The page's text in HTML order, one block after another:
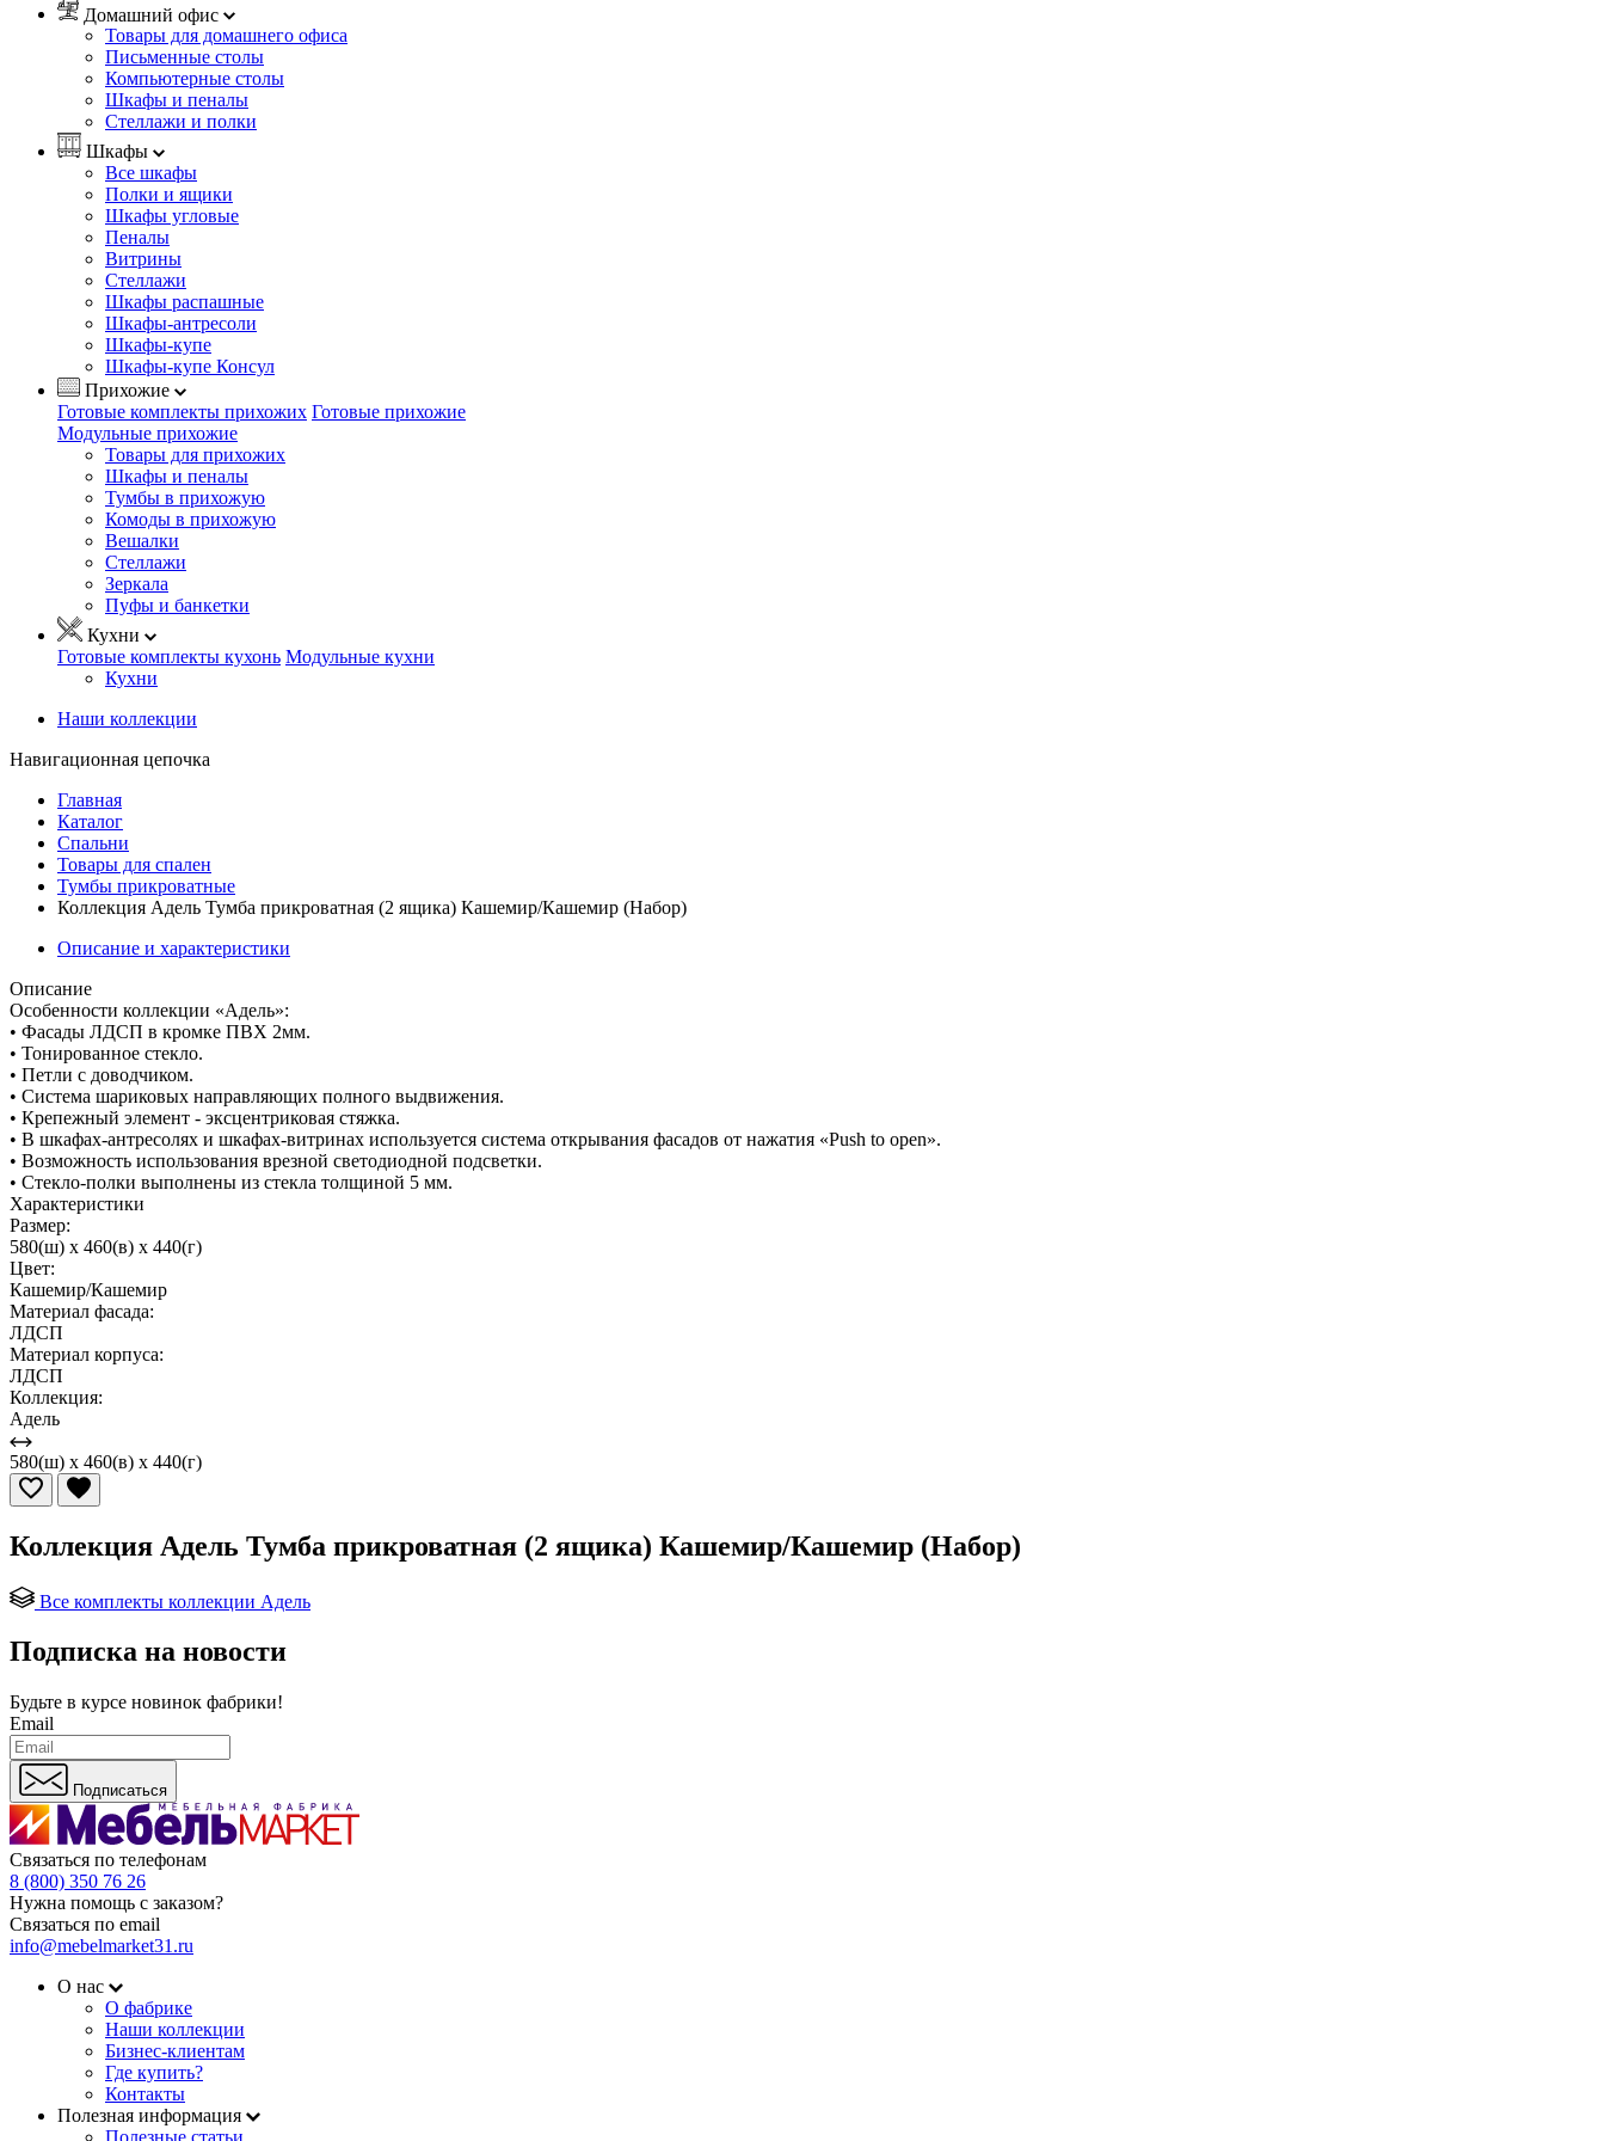
Домашний офис
Товары для домашнего офиса
Письменные столы
Компьютерные столы
Шкафы и пеналы
Стеллажи и полки
Шкафы
Все шкафы
Полки и ящики
Шкафы угловые
Пеналы
Витрины
Стеллажи
Шкафы распашные
Шкафы-антресоли
Шкафы-купе
Шкафы-купе Консул
Прихожие
Готовые комплекты прихожих Готовые прихожие
Модульные прихожие
Товары для прихожих
Шкафы и пеналы
Тумбы в прихожую
Комоды в прихожую
Вешалки
Стеллажи
Зеркала
Пуфы и банкетки
Кухни
Готовые комплекты кухонь Модульные кухни
Кухни
Наши коллекции
Навигационная цепочка
Главная
Каталог
Спальни
Товары для спален
Тумбы прикроватные
Коллекция Адель Тумба прикроватная (2 ящика) Кашемир/Кашемир (Набор)
Описание и характеристики
Описание
Особенности коллекции «Адель»:
• Фасады ЛДСП в кромке ПВХ 2мм.
• Тонированное стекло.
• Петли с доводчиком.
• Система шариковых направляющих полного выдвижения.
• Крепежный элемент - эксцентриковая стяжка.
• В шкафах-антресолях и шкафах-витринах используется система открывания фасадов от нажатия «Push to open».
• Возможность использования врезной светодиодной подсветки.
• Стекло-полки выполнены из стекла толщиной 5 мм.
Характеристики
Размер:
580(ш) x 460(в) x 440(г)
Цвет:
Кашемир/Кашемир
Материал фасада:
ЛДСП
Материал корпуса:
ЛДСП
Коллекция:
Адель
580(ш) x 460(в) x 440(г)
Коллекция Адель Тумба прикроватная (2 ящика) Кашемир/Кашемир (Набор)
Все комплекты коллекции Адель
Подписка на новости
Будьте в курсе новинок фабрики!
Email
Подписаться
Связаться по телефонам
8 (800) 350 76 26
Нужна помощь с заказом?
Связаться по email
info@mebelmarket31.ru
О нас
О фабрике
Наши коллекции
Бизнес-клиентам
Где купить?
Контакты
Полезная информация